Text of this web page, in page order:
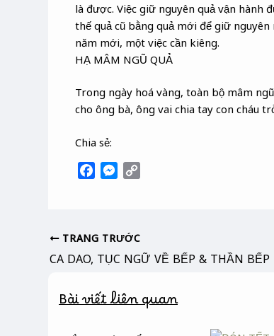
là được. Việc giữ nguyên quả vận hành
thế quả cũ bằng quả mới để giữ
năm mới, một việc cần kiêng.
HẠ MÂM NGŨ QUẢ
Trong ngày hoá vàng, toàn bộ mâm
cho ông bà, ông vai chia tay con cháu
Chia sẻ:
b
o
k
M
e
n
e
r
L
i
TRANG TRƯỚC
CA DAO, TỤC NGỮ VỀ BẾP & THẦN BẾP
Bài viết liên quan